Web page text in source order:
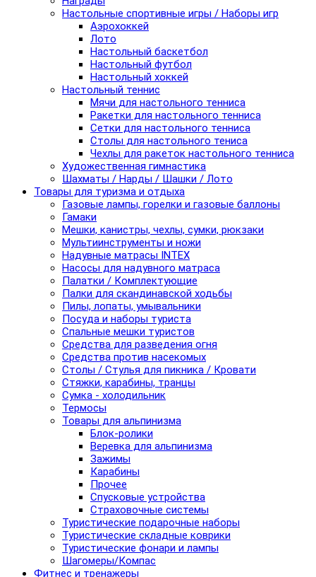
Настольные спортивные игры / Наборы игр
Аэрохоккей
Лото
Настольный баскетбол
Настольный футбол
Настольный хоккей
Настольный теннис
Мячи для настольного тенниса
Ракетки для настольного тенниса
Сетки для настольного тенниса
Столы для настольного тениса
Чехлы для ракеток настольного тенниса
Художественная гимнастика
Шахматы / Нарды / Шашки / Лото
Товары для туризма и отдыха
Газовые лампы, горелки и газовые баллоны
Гамаки
Мешки, канистры, чехлы, сумки, рюкзаки
Мультиинструменты и ножи
Надувные матрасы INTEX
Насосы для надувного матраса
Палатки / Комплектующие
Палки для скандинавской ходьбы
Пилы, лопаты, умывальники
Посуда и наборы туриста
Спальные мешки туристов
Средства для разведения огня
Средства против насекомых
Столы / Стулья для пикника / Кровати
Стяжки, карабины, транцы
Сумка - холодильник
Термосы
Товары для альпинизма
Блок-ролики
Веревка для альпинизма
Зажимы
Карабины
Прочее
Спусковые устройства
Страховочные системы
Туристические подарочные наборы
Туристические складные коврики
Туристические фонари и лампы
Шагомеры/Компас
Фитнес и тренажеры